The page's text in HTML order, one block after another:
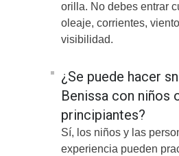
orilla. No debes entrar
oleaje, corrientes,
visibilidad.
¿Se puede hacer
Benissa con niños
principiantes?
Sí, los niños y las
experiencia pueden